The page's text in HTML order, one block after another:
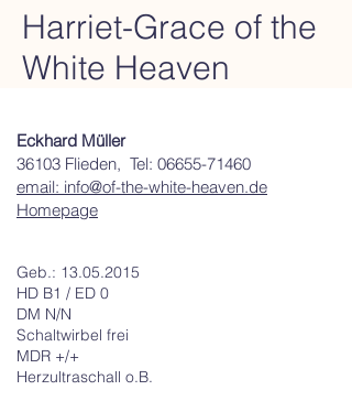
Harriet-Grace of the
White Heaven
Eckhard Müller
36103 Flieden, Tel: 06655-71460
email: info@of-the-white-heaven.de
Homepage
Geb.: 13.05.2015
HD B1 / ED 0
DM N/N
Schaltwirbel frei
MDR +/+
Herzultraschall o.B.